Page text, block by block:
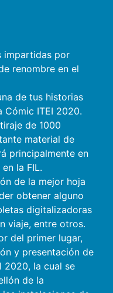
impartidas por
renombre en el
de tus historias
Cómic ITEI 2020.
de 1000
material de
principalmente en
la FIL.
de la mejor hoja
obtener alguno
digitalizadoras
viaje, entre otros.
del primer lugar,
y presentación de
2020, la cual se
de la